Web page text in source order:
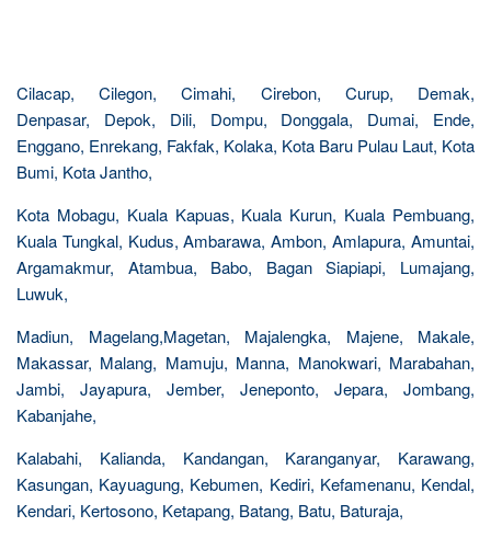
Cilacap, Cilegon, Cimahi, Cirebon, Curup, Demak,
Denpasar, Depok, Dili, Dompu, Donggala, Dumai, Ende,
Enggano, Enrekang, Fakfak, Kolaka, Kota Baru Pulau Laut, Kota
Bumi, Kota Jantho,
Kota Mobagu, Kuala Kapuas, Kuala Kurun, Kuala Pembuang,
Kuala Tungkal, Kudus, Ambarawa, Ambon, Amlapura, Amuntai,
Argamakmur, Atambua, Babo, Bagan Siapiapi, Lumajang,
Luwuk,
Madiun, Magelang,Magetan, Majalengka, Majene, Makale,
Makassar, Malang, Mamuju, Manna, Manokwari, Marabahan,
Jambi, Jayapura, Jember, Jeneponto, Jepara, Jombang,
Kabanjahe,
Kalabahi, Kalianda, Kandangan, Karanganyar, Karawang,
Kasungan, Kayuagung, Kebumen, Kediri, Kefamenanu, Kendal,
Kendari, Kertosono, Ketapang, Batang, Batu, Baturaja,